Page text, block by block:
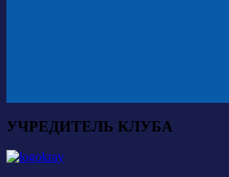
УЧРЕДИТЕЛЬ КЛУБА